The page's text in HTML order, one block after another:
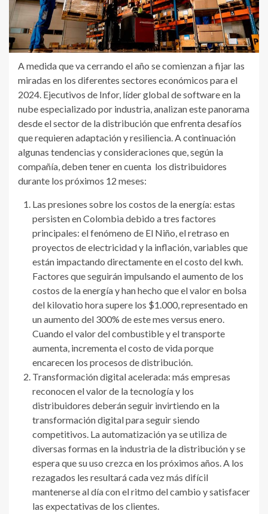
A medida que va cerrando el año se comienzan a fijar las
miradas en los diferentes sectores económicos para el
2024. Ejecutivos de Infor, líder global de software en la
nube especializado por industria, analizan este panorama
desde el sector de la distribución que enfrenta desafíos
que requieren adaptación y resiliencia. A continuación
algunas tendencias y consideraciones que, según la
compañía, deben tener en cuenta los distribuidores
durante los próximos 12 meses:
Las presiones sobre los costos de la energía: estas
persisten en Colombia debido a tres factores
principales: el fenómeno de El Niño, el retraso en
proyectos de electricidad y la inflación, variables que
están impactando directamente en el costo del kwh.
Factores que seguirán impulsando el aumento de los
costos de la energía y han hecho que el valor en bolsa
del kilovatio hora supere los $1.000, representado en
un aumento del 300% de este mes versus enero.
Cuando el valor del combustible y el transporte
aumenta, incrementa el costo de vida porque
encarecen los procesos de distribución.
Transformación digital acelerada: más empresas
reconocen el valor de la tecnología y los
distribuidores deberán seguir invirtiendo en la
transformación digital para seguir siendo
competitivos. La automatización ya se utiliza de
diversas formas en la industria de la distribución y se
espera que su uso crezca en los próximos años. A los
rezagados les resultará cada vez más difícil
mantenerse al día con el ritmo del cambio y satisfacer
las expectativas de los clientes.